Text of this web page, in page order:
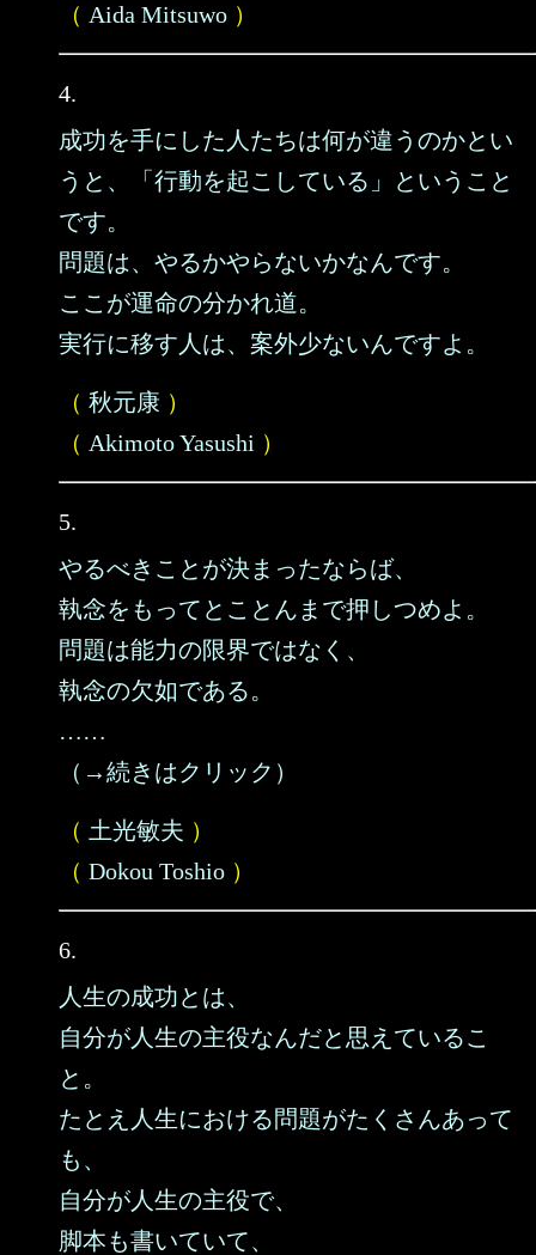
（ Aida Mitsuwo ）
4.
成功を手にした人たちは何が違うのかとい
うと、「行動を起こしている」ということ
です。
問題は、やるかやらないかなんです。
ここが運命の分かれ道。
実行に移す人は、案外少ないんですよ。
（ 秋元康 ）
（ Akimoto Yasushi ）
5.
やるべきことが決まったならば、
執念をもってとことんまで押しつめよ。
問題は能力の限界ではなく、
執念の欠如である。
……
（→続きはクリック）
（ 土光敏夫 ）
（ Dokou Toshio ）
6.
人生の成功とは、
自分が人生の主役なんだと思えているこ
と。
たとえ人生における問題がたくさんあって
も、
自分が人生の主役で、
脚本も書いていて、